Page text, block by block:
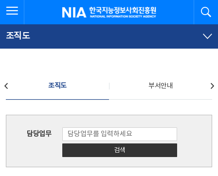
문
로
가
체
뉴
바
가
한국지능정보사회진흥원
조직도
조직도 부서안내
담당업무
검색